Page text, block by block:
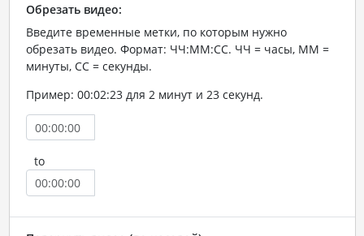
Обрезать видео:
Введите временные метки, по которым нужно
обрезать видео. Формат: ЧЧ:ММ:СС. ЧЧ = часы, ММ =
минуты, СС = секунды.
Пример: 00:02:23 для 2 минут и 23 секунд.
to